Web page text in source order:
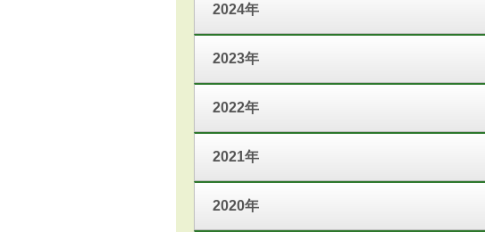
2024年
2023年
2022年
2021年
2020年